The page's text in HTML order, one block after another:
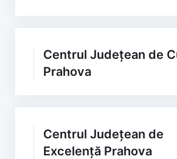
Centrul Județean de
Prahova
Centrul Județean de
Excelență Prahova